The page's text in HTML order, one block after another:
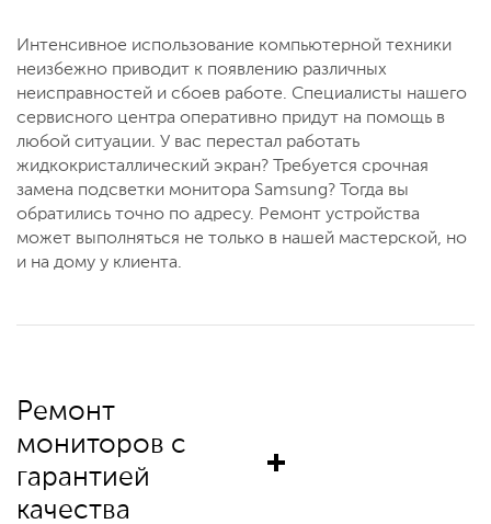
Интенсивное использование компьютерной техники
неизбежно приводит к появлению различных
неисправностей и сбоев работе. Специалисты нашего
сервисного центра оперативно придут на помощь в
любой ситуации. У вас перестал работать
жидкокристаллический экран? Требуется срочная
замена подсветки монитора Samsung? Тогда вы
обратились точно по адресу. Ремонт устройства
может выполняться не только в нашей мастерской, но
и на дому у клиента.
Ремонт
мониторов с
гарантией
качества